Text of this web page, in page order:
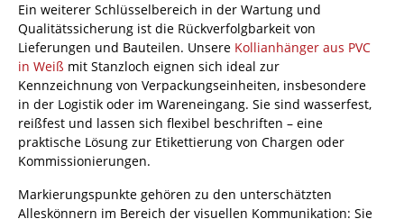
Ein weiterer Schlüsselbereich in der Wartung und
Qualitätssicherung ist die Rückverfolgbarkeit von
Lieferungen und Bauteilen. Unsere Kollianhänger aus PVC
in Weiß mit Stanzloch eignen sich ideal zur
Kennzeichnung von Verpackungseinheiten, insbesondere
in der Logistik oder im Wareneingang. Sie sind wasserfest,
reißfest und lassen sich flexibel beschriften – eine
praktische Lösung zur Etikettierung von Chargen oder
Kommissionierungen.
Markierungspunkte gehören zu den unterschätzten
Alleskönnern im Bereich der visuellen Kommunikation: Sie